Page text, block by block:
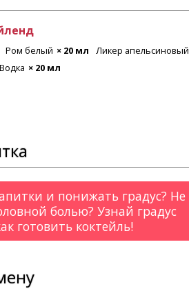
Ром белый × 20 мл Ликер апельсиновый
Водка × 20 мл
и понижать градус? Не
болью? Узнай градус
готовить коктейль!